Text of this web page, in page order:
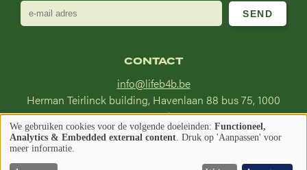
e-
mail
CONTACT
info@lifeb4b.be
Herman Teirlinck building, Havenlaan 88 bus 75, 1000
Brussel
Gebruik
van
We gebruiken cookies voor de volgende doeleinden: Functioneel,
Analytics & Embedded external content . Druk op 'Aanpassen' voor
meer informatie.